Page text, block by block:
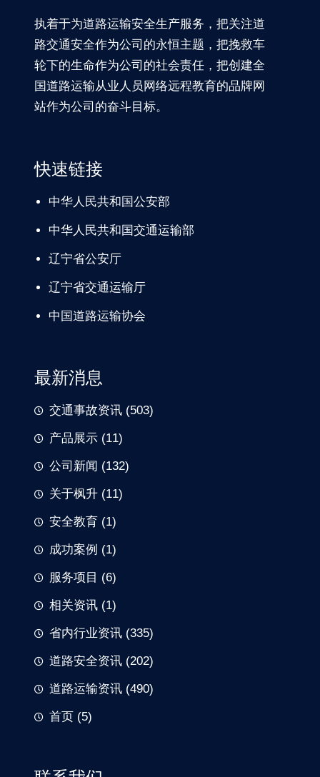
执着于为道路运输安全生产服务，把关注道
路交通安全作为公司的永恒主题，把挽救车
轮下的生命作为公司的社会责任，把创建全
国道路运输从业人员网络远程教育的品牌网
站作为公司的奋斗目标。
快速链接
中华人民共和国公安部
中华人民共和国交通运输部
辽宁省公安厅
辽宁省交通运输厅
中国道路运输协会
最新消息
交通事故资讯 (503)
产品展示 (11)
公司新闻 (132)
关于枫升 (11)
安全教育 (1)
成功案例 (1)
服务项目 (6)
相关资讯 (1)
省内行业资讯 (335)
道路安全资讯 (202)
道路运输资讯 (490)
首页 (5)